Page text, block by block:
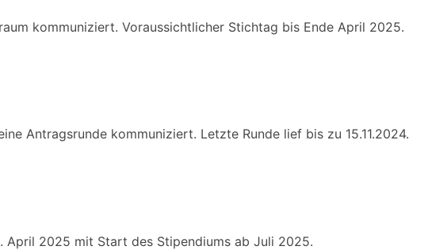
kommuniziert. Voraussichtlicher Stichtag bis Ende April 2025.
Antragsrunde kommuniziert. Letzte Runde lief bis zu 15.11.2024.
April 2025 mit Start des Stipendiums ab Juli 2025.